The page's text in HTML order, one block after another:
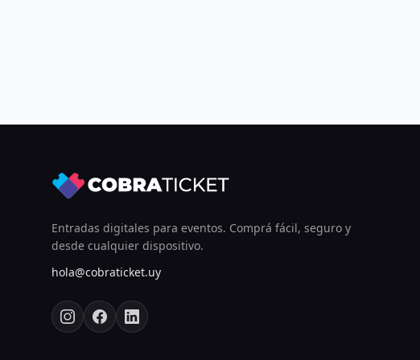
Entradas digitales para eventos. Comprá fácil, seguro y
desde cualquier dispositivo.
hola@cobraticket.uy